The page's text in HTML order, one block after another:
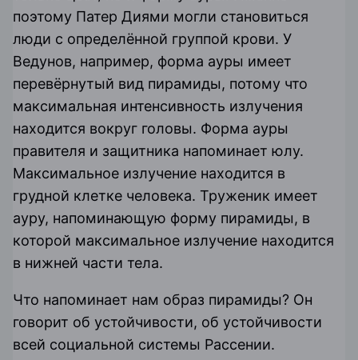
поэтому Патер Диями могли становиться
люди с определённой группой крови. У
Ведунов, например, форма ауры имеет
перевёрнутый вид пирамиды, потому что
максимальная интенсивность излучения
находится вокруг головы. Форма ауры
правителя и защитника напоминает юлу.
Максимальное излучение находится в
грудной клетке человека. Труженик имеет
ауру, напоминающую форму пирамиды, в
которой максимальное излучение находится
в нижней части тела.
Что напоминает нам образ пирамиды? Он
говорит об устойчивости, об устойчивости
всей социальной системы Рассении.